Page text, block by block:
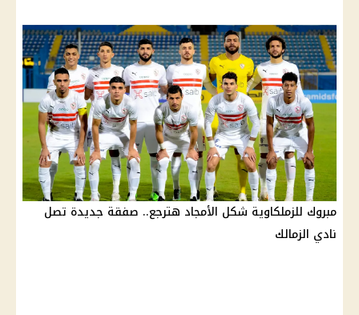
مبروك للزملكاوية شكل الأمجاد هترجع.. صفقة جديدة تصل
نادي الزمالك